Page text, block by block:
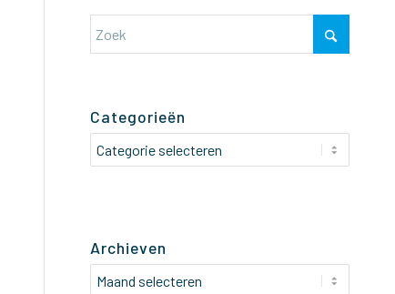
Categorieën
Categorieën
Archieven